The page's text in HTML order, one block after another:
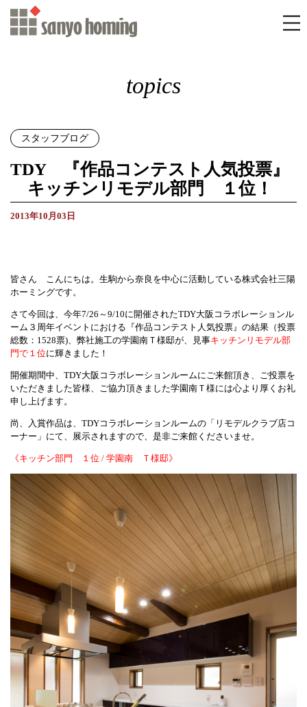
topics
スタッフブログ
TDY 『作品コンテスト人気投票』
キッチンリモデル部門 １位！
2013年10月03日
皆さん こんにちは。生駒から奈良を中心に活動している株式会社三陽
ホーミングです。
さて今回は、今年7/26～9/10に開催されたTDY大阪コラボレーションル
ーム３周年イベントにおける『作品コンテスト人気投票』の結果（投票
総数：1528票)、弊社施工の学園南Ｔ様邸が、見事キッチンリモデル部
門で１位に輝きました！
開催期間中、TDY大阪コラボレーションルームにご来館頂き、ご投票を
いただきました皆様、ご協力頂きました学園南Ｔ様には心より厚くお礼
申し上げます。
尚、入賞作品は、TDYコラボレーションルームの「リモデルクラブ店コ
ーナー」にて、展示されますので、是非ご来館くださいませ。
《キッチン部門 １位 / 学園南 Ｔ様邸》